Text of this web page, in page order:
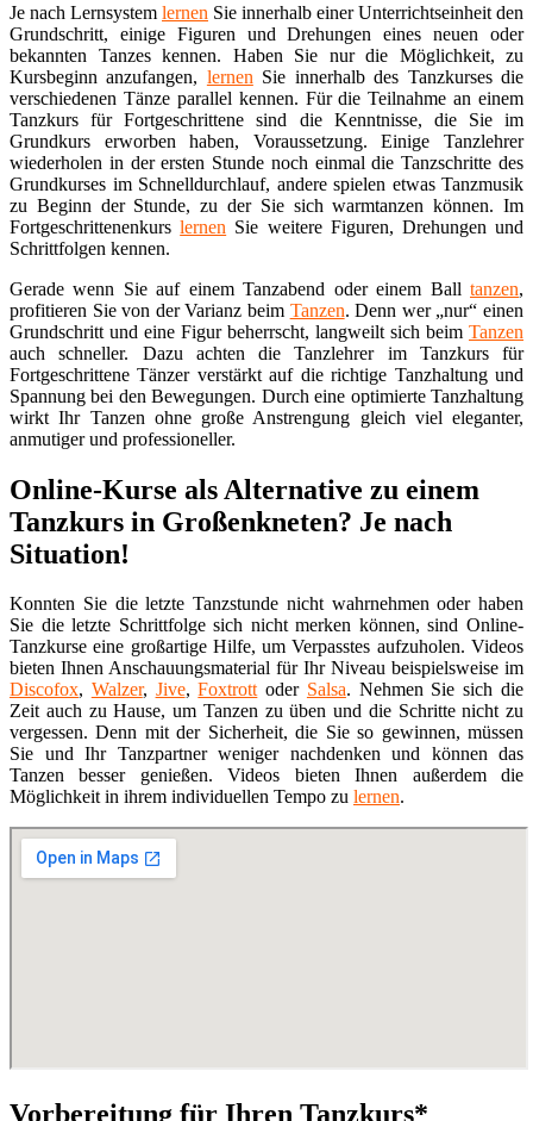
Je nach Lernsystem lernen Sie innerhalb einer Unterrichtseinheit den
Grundschritt, einige Figuren und Drehungen eines neuen oder
bekannten Tanzes kennen. Haben Sie nur die Möglichkeit, zu
Kursbeginn anzufangen, lernen Sie innerhalb des Tanzkurses die
verschiedenen Tänze parallel kennen. Für die Teilnahme an einem
Tanzkurs für Fortgeschrittene sind die Kenntnisse, die Sie im
Grundkurs erworben haben, Voraussetzung. Einige Tanzlehrer
wiederholen in der ersten Stunde noch einmal die Tanzschritte des
Grundkurses im Schnelldurchlauf, andere spielen etwas Tanzmusik
zu Beginn der Stunde, zu der Sie sich warmtanzen können. Im
Fortgeschrittenenkurslernen Sie weitere Figuren, Drehungen und
Schrittfolgen kennen.
Gerade wenn Sie auf einem Tanzabend oder einem Ball tanzen,
profitieren Sie von der Varianz beim Tanzen. Denn wer „nur“ einen
Grundschritt und eine Figur beherrscht, langweilt sich beim Tanzen
auch schneller. Dazu achten die Tanzlehrer im Tanzkurs für
Fortgeschrittene Tänzer verstärkt auf die richtige Tanzhaltung und
Spannung bei den Bewegungen. Durch eine optimierte Tanzhaltung
wirkt Ihr Tanzen ohne große Anstrengung gleich viel eleganter,
anmutiger und professioneller.
Online-Kurse als Alternative zu einem
Tanzkurs in Großenkneten? Je nach
Situation!
Konnten Sie die letzte Tanzstunde nicht wahrnehmen oder haben
Sie die letzte Schrittfolge sich nicht merken können, sind Online-
Tanzkurse eine großartige Hilfe, um Verpasstes aufzuholen. Videos
bieten Ihnen Anschauungsmaterial für Ihr Niveau beispielsweise im
Discofox, Walzer, Jive,Foxtrottoder Salsa. Nehmen Sie sich die
Zeit auch zu Hause, um Tanzen zu üben und die Schritte nicht zu
vergessen. Denn mit der Sicherheit, die Sie so gewinnen, müssen
Sie und Ihr Tanzpartner weniger nachdenken und können das
Tanzen besser genießen. Videos bieten Ihnen außerdem die
Möglichkeit in ihrem individuellen Tempo zu lernen.
Vorbereitung für Ihren Tanzkurs*